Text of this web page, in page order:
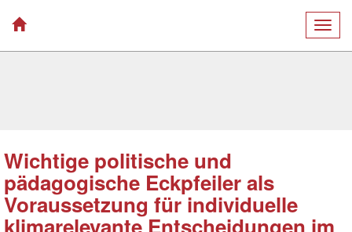
Wichtige politische und
pädagogische Eckpfeiler als
Voraussetzung für individuelle
klimarelevante Entscheidungen im